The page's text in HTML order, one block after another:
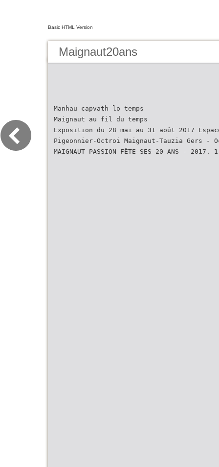
Basic HTML Version
Maignaut20ans
Manhau capvath lo temps
Maignaut au fil du temps
Exposition du 28 mai au 31 août 2017
Pigeonnier-Octroi Maignaut-Tauzia Gers -
MAIGNAUT PASSION FÊTE SES 20 ANS - 2017. 1